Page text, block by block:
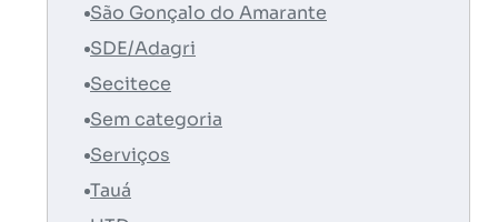
São Gonçalo do Amarante
SDE/Adagri
Secitece
Sem categoria
Serviços
Tauá